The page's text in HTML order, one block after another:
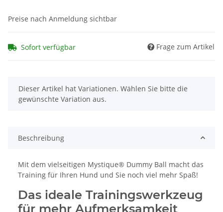
Preise nach Anmeldung sichtbar
Sofort verfügbar Frage zum Artikel
x
Dieser Artikel hat Variationen. Wählen Sie bitte die
gewünschte Variation aus.
Beschreibung
Mit dem vielseitigen Mystique® Dummy Ball macht das
Training für Ihren Hund und Sie noch viel mehr Spaß!
Das ideale Trainingswerkzeug
für mehr Aufmerksamkeit